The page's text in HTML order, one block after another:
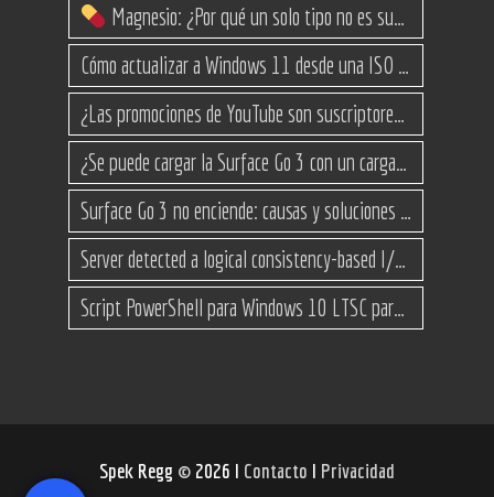
Magnesio: ¿Por qué un solo tipo no es suficiente? (Guía de variantes)
Cómo actualizar a Windows 11 desde una ISO en equipos no compatibles
¿Las promociones de YouTube son suscriptores reales o bots? Esta es la Verdad
¿Se puede cargar la Surface Go 3 con un cargador USB-C de teléfono?
Surface Go 3 no enciende: causas y soluciones paso a paso para que arranque
Server detected a logical consistency-based I/O error: incorrect pageid
Script PowerShell para Windows 10 LTSC para recuperar espacio
Spek Regg © 2026 I Contacto I Privacidad